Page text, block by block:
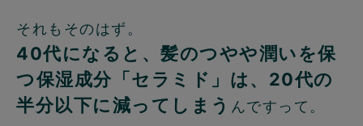
それもそのはず。
40代になると、髪のつやや潤いを保
つ保湿成分「セラミド」は、20代の
半分以下に減ってしまう んですって。